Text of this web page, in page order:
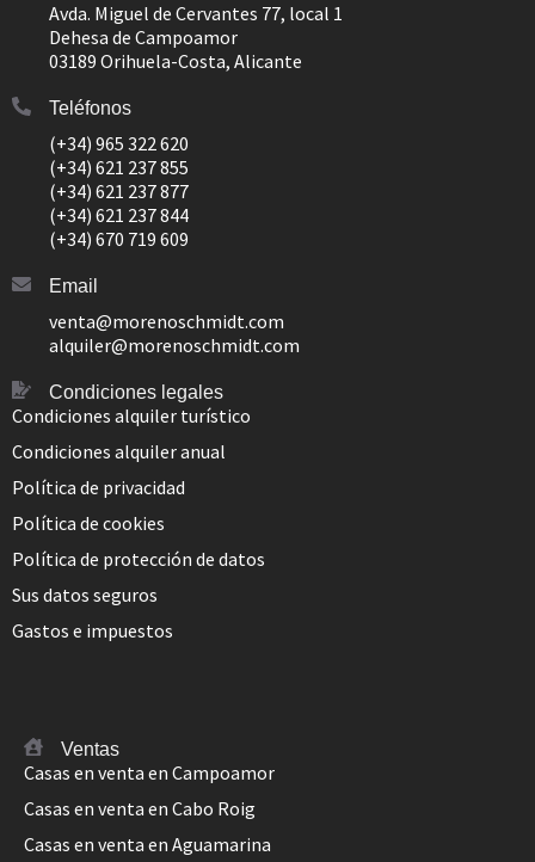
Avda. Miguel de Cervantes 77, local 1
Dehesa de Campoamor
03189 Orihuela-Costa, Alicante
Teléfonos
(+34) 965 322 620
(+34) 621 237 855
(+34) 621 237 877
(+34) 621 237 844
(+34) 670 719 609
Email
venta@morenoschmidt.com
alquiler@morenoschmidt.com
Condiciones legales
Condiciones alquiler turístico
Condiciones alquiler anual
Política de privacidad
Política de cookies
Política de protección de datos
Sus datos seguros
Gastos e impuestos
Ventas
Casas en venta en Campoamor
Casas en venta en Cabo Roig
Casas en venta en Aguamarina